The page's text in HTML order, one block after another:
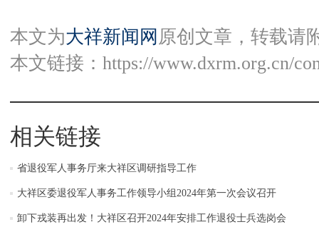
本文为大祥新闻网 原创文章，转载请
本文链接： https://www.dxrm.org.cn/
相关链接
省退役军人事务厅来大祥区调研指导工作
大祥区委退役军人事务工作领导小组2024年第一次会议召开
卸下戎装再出发！大祥区召开2024年安排工作退役士兵选岗会